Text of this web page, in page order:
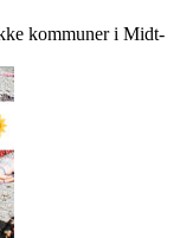
kommuner i Midt-